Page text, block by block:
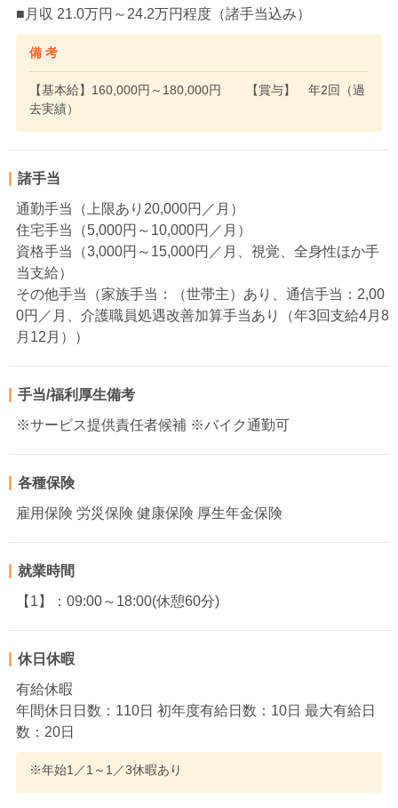
■月収 21.0万円～24.2万円程度（諸手当込み）
備 考
【基本給】160,000円～180,000円 【賞与】 年2回（過
去実績）
諸手当
通勤手当（上限あり20,000円／月）
住宅手当（5,000円～10,000円／月）
資格手当（3,000円～15,000円／月、視覚、全身性ほか手
当支給）
その他手当（家族手当：（世帯主）あり、通信手当：2,00
0円／月、介護職員処遇改善加算手当あり（年3回支給4月8
月12月））
手当/福利厚生備考
※サービス提供責任者候補 ※バイク通勤可
各種保険
雇用保険 労災保険 健康保険 厚生年金保険
就業時間
【1】：09:00～18:00(休憩60分)
休日休暇
有給休暇
年間休日日数：110日 初年度有給日数：10日 最大有給日
数：20日
※年始1／1～1／3休暇あり